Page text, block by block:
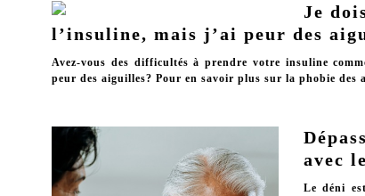
Je
l’insuline, mais j’ai peur des
Avez-vous des difficultés à prendre votre insuline
peur des aiguilles? Pour en savoir plus sur la phobie des
avec
Le déni